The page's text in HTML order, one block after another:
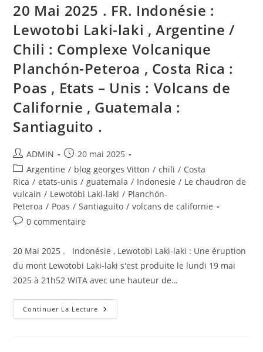
California
Volcanoes
Guatemala
Santiaguito
.
20 Mai 2025 . FR. Indonésie :
Lewotobi Laki-laki , Argentine /
Chili : Complexe Volcanique
Planchón-Peteroa , Costa Rica :
Poas , Etats – Unis : Volcans de
Californie , Guatemala :
Santiaguito .
Auteur/autrice
de
la
publication :
ADMIN
Publication
publiée :
20 mai 2025
Post
category:
Argentine / blog georges Vitton / chili / Costa
Rica / etats-unis / guatemala / Indonesie / Le chaudron de
vulcain / Lewotobi Laki-laki / Planchón-
Peteroa / Poas / Santiaguito / volcans de californie
Commentaires
la
0 commentaire
20 Mai 2025 . Indonésie , Lewotobi Laki-laki : Une éruption
du mont Lewotobi Laki-laki s'est produite le lundi 19 mai
2025 à 21h52 WITA avec une hauteur de…
Continuer La Lecture 20
Mai